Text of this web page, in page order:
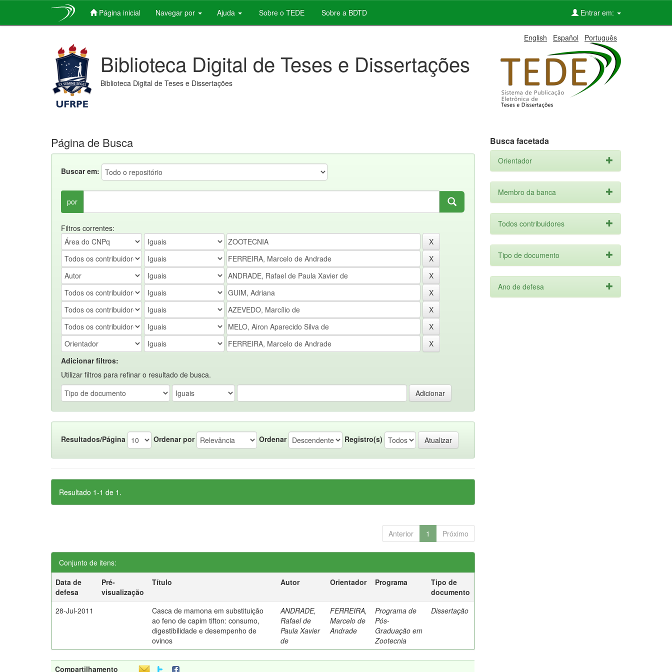
Página inicial Navegar por Ajuda Sobre o TEDE Sobre a BDTD Entrar em:
English Español Português
Biblioteca Digital de Teses e Dissertações
Biblioteca Digital de Teses e Dissertações
Página de Busca
Buscar em:
por
Filtros correntes:
Adicionar filtros:
Utilizar filtros para refinar o resultado de busca.
Resultados/Página Ordenar por Ordenar Registro(s)
Resultado 1-1 de 1.
Anterior 1 Próximo
Conjunto de itens:
Data de
defesa
Pré-
visualização
Título Autor Orientador Programa
Tipo de
documento
28-Jul-2011
Casca de mamona em substituição
ao feno de capim tifton: consumo,
digestibilidade e desempenho de
ovinos
ANDRADE,
Rafael de
Paula Xavier
de
FERREIRA,
Marcelo de
Andrade
Programa de
Pós-
Graduação em
Zootecnia
Dissertação
Compartilhamento
Busca facetada
Orientador
Membro da banca
Todos contribuidores
Tipo de documento
Ano de defesa